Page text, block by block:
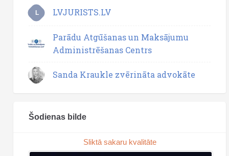
L LVJURISTS.LV
Parādu Atgūšanas un Maksājumu
Administrēšanas Centrs
Sanda Kraukle zvērināta advokāte
Šodienas bilde
Sliktā sakaru kvalitāte